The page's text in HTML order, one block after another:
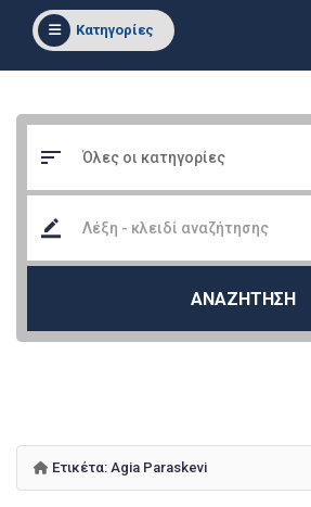
Κατηγορίες
ΑΝΑΖΗΤΗΣΗ
Ετικέτα: Agia Paraskevi